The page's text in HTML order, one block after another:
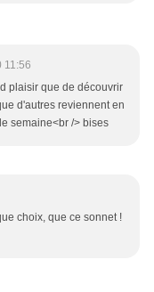
11:56
plaisir que de découvrir
d'autres reviennent en
semaine<br /> bises
choix, que ce sonnet !